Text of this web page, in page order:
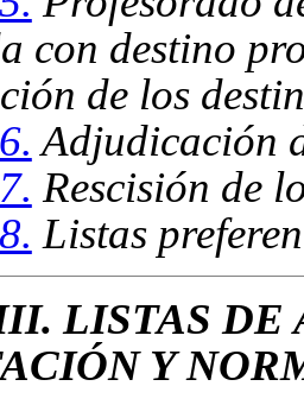
con destino
de los
Adjudicación
Rescisión de
Listas
LISTAS DE
Y